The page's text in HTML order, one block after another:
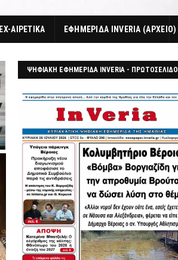
EX-ΑΙΡΕΤΙΚΑ ΕΦΗΜΕΡΙΔΑ INVERIA (ΑΡΧΕΙΟ)
ΨΗΦΙΑΚΗ ΕΦΗΜΕΡΙΔΑ INVERIA - ΠΡΩΤΟΣΕΛΙΔΟ